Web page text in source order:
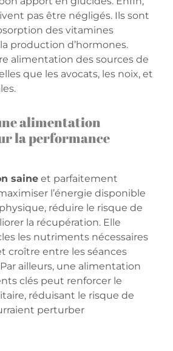
pas être négligés. Ils sont
des vitamines
production d’hormones.
alimentation des sources de
que les avocats, les noix, et
alimentation
la performance
saine et parfaitement
l’énergie disponible
réduire le risque de
la récupération. Elle
les nutriments nécessaires
croître entre les séances
ailleurs, une alimentation
clés peut renforcer le
réduisant le risque de
perturber